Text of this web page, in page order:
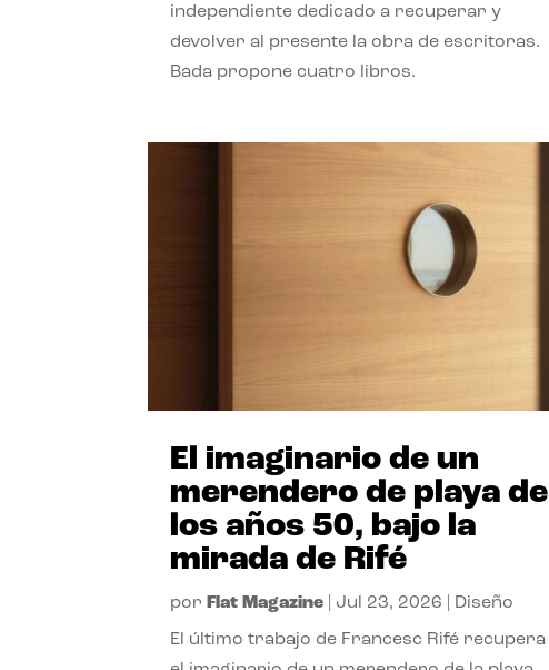
independiente dedicado a recuperar y
devolver al presente la obra de escritoras.
Bada propone cuatro libros.
El imaginario de un
merendero de playa de
los años 50, bajo la
mirada de Rifé
por Flat Magazine Jul 23, 2026 Diseño
El último trabajo de Francesc Rifé recupera